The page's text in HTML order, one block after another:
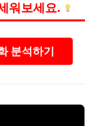
워보세요.
분석하기